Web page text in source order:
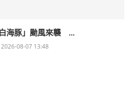
海豚」颱風來襲 ...
2026-08-07 13:48